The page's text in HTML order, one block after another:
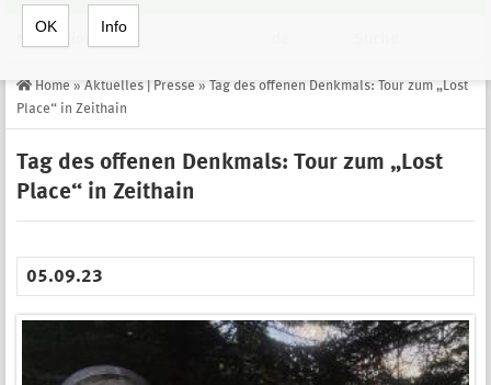
OK Info
Home » Aktuelles | Presse » Tag des offenen Denkmals: Tour zum „Lost
Place“ in Zeithain
Tag des offenen Denkmals: Tour zum „Lost
Place“ in Zeithain
05.09.23